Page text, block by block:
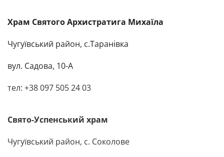
Храм Святого Архистратига Михаїла
Чугуївський район, с.Таранівка
вул. Садова, 10-А
тел: +38 097 505 24 03
Свято-Успенський храм
Чугуївський район, с. Соколове